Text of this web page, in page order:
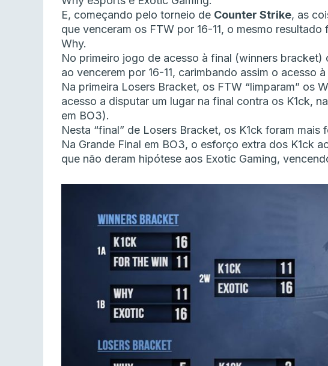
E, começando pelo torneio de Counter Strike, as
que venceram os FTW por 16-11, o mesmo
Why.
No primeiro jogo de acesso à final (winners bracket)
ao vencerem por 16-11, carimbando assim o acesso à
Na primeira Losers Bracket, os FTW “limparam” os
acesso a disputar um lugar na final contra os K1ck,
em BO3).
Nesta “final” de Losers Bracket, os K1ck foram mais
Na Grande Final em BO3, o esforço extra dos K1ck
que não deram hipótese aos Exotic Gaming,